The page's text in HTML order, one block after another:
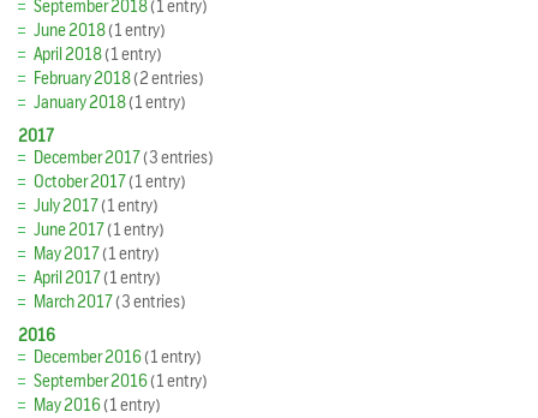
September 2018(1 entry)
June 2018(1 entry)
April 2018(1 entry)
February 2018(2 entries)
January 2018(1 entry)
2017
December 2017(3 entries)
October 2017(1 entry)
July 2017(1 entry)
June 2017(1 entry)
May 2017(1 entry)
April 2017(1 entry)
March 2017(3 entries)
2016
December 2016(1 entry)
September 2016(1 entry)
May 2016(1 entry)